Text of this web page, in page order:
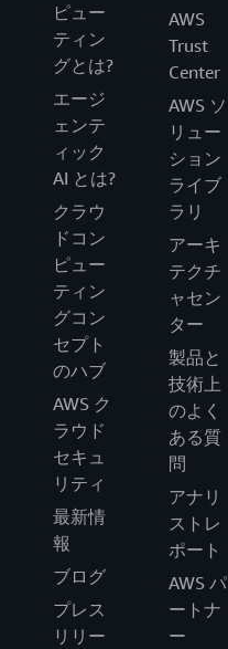
ピュー
ティン
グとは?
エージ
ェンテ
ィック
AI とは?
クラウ
ドコン
ピュー
ティン
グコン
セプト
のハブ
AWS ク
ラウド
セキュ
リティ
最新情
報
ブログ
プレス
リリー
AWS
Trust
Center
AWS ソ
リュー
ション
ライブ
ラリ
アーキ
テクチ
ャセン
ター
製品と
技術上
のよく
ある質
問
アナリ
ストレ
ポート
AWS パ
ートナ
ー